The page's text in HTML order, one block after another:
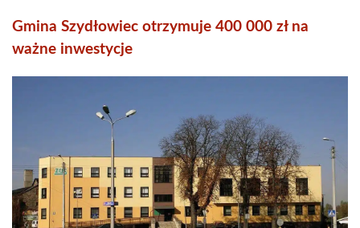
Gmina Szydłowiec otrzymuje 400 000 zł na
ważne inwestycje